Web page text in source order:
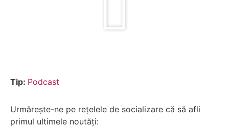
Tip: Podcast
Urmărește-ne pe rețelele de socializare că să afli
primul ultimele noutăți: